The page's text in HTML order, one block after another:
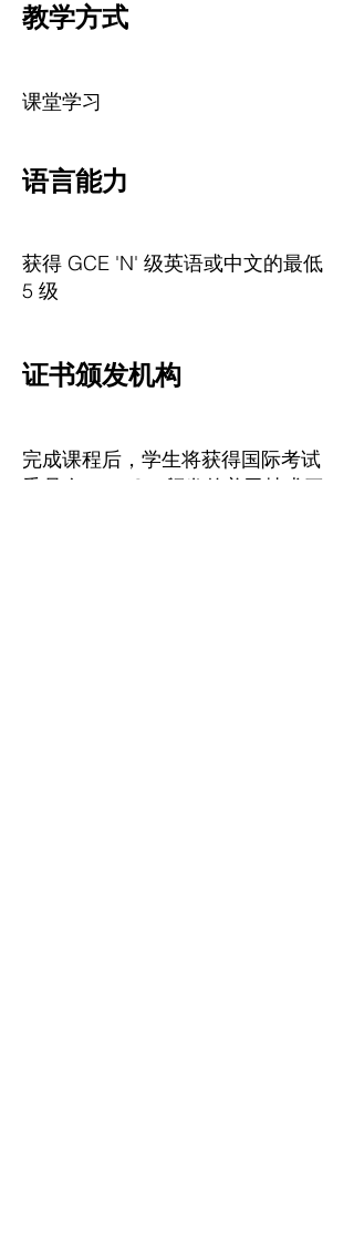
教学方式
课堂学习
语言能力
获得 GCE 'N' 级英语或中文的最低
5 级
证书颁发机构
完成课程后，学生将获得国际考试
委员会（ITEC）颁发的美甲技术三